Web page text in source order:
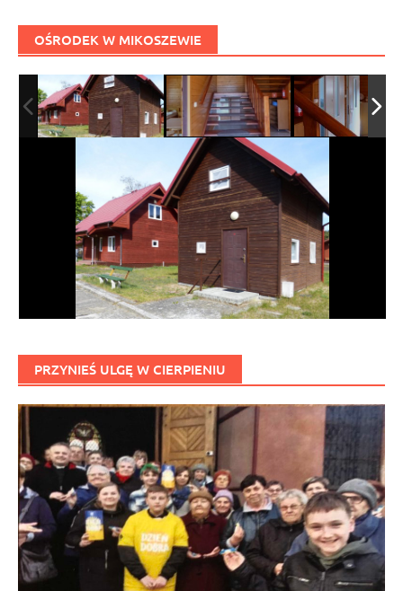
OŚRODEK W MIKOSZEWIE
PRZYNIEŚ ULGĘ W CIERPIENIU